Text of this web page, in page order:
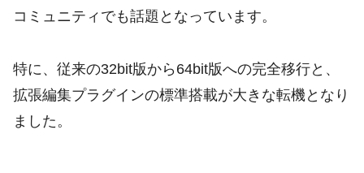
コミュニティでも話題となっています。
特に、従来の32bit版から64bit版への完全移行と、
拡張編集プラグインの標準搭載が大きな転機となり
ました。